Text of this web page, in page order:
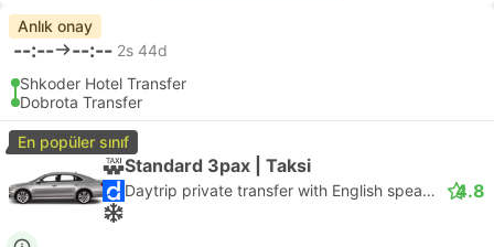
Anlık onay
--:-- --:-- 2s 44d
Shkoder Hotel Transfer
Dobrota Transfer
En popüler sınıf
Standard 3pax | Taksi
Daytrip private transfer with English speaking driver 4.8